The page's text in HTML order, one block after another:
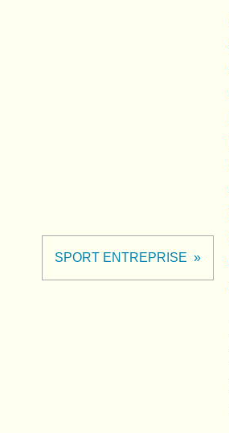
SPORT ENTREPRISE